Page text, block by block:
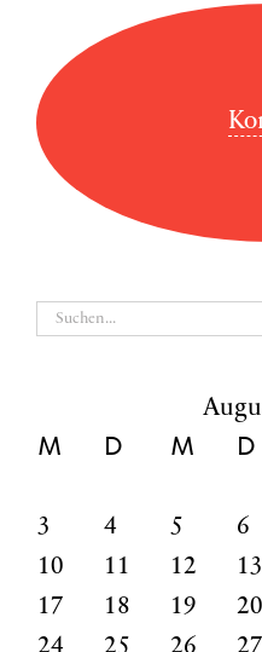
Suche
M D M D
3
4 5 6
10
11 12 13
17
18 19 20